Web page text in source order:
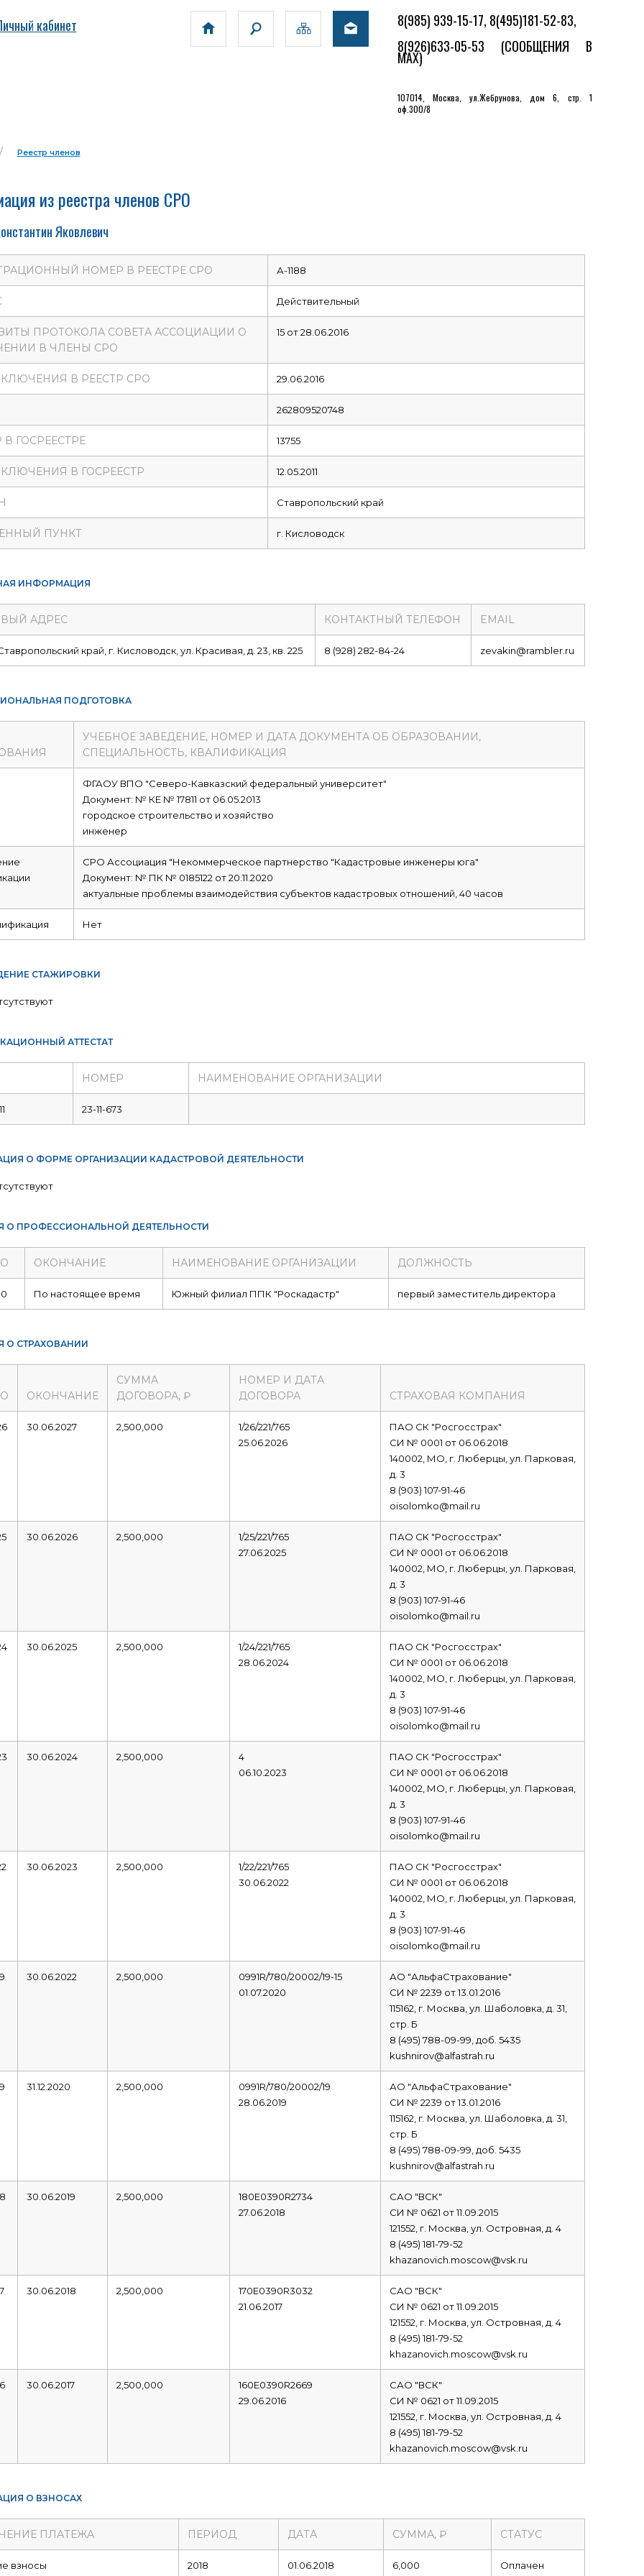
кабинет
8(985) 939-15-17, 8(495)181-52-83,
8(926)633-05-53 (СООБЩЕНИЯ В
MAX)
107014, Москва, ул.Жебрунова, дом 6, стр. 1
оф.300/8
Реестр членов
из реестра членов СРО
Яковлевич
НОМЕР В РЕЕСТРЕ СРО А-1188
Действительный
ПРОТОКОЛА СОВЕТА АССОЦИАЦИИ О
В ЧЛЕНЫ СРО
15 от 28.06.2016
В РЕЕСТР СРО 29.06.2016
262809520748
ГОСРЕЕСТРЕ 13755
В ГОСРЕЕСТР 12.05.2011
Ставропольский край
ПУНКТ г. Кисловодск
ИНФОРМАЦИЯ
АДРЕС КОНТАКТНЫЙ ТЕЛЕФОН EMAIL
край, г. Кисловодск, ул. Красивая, д. 23, кв. 225 8 (928) 282-84-24 zevakin@rambler.ru
ПОДГОТОВКА
УЧЕБНОЕ ЗАВЕДЕНИЕ, НОМЕР И ДАТА ДОКУМЕНТА ОБ ОБРАЗОВАНИИ,
СПЕЦИАЛЬНОСТЬ, КВАЛИФИКАЦИЯ
ФГАОУ ВПО "Северо-Кавказский федеральный университет"
Документ: № КЕ № 17811 от 06.05.2013
городское строительство и хозяйство
инженер
СРО Ассоциация "Некоммерческое партнерство "Кадастровые инженеры юга"
Документ: № ПК № 0185122 от 20.11.2020
актуальные проблемы взаимодействия субъектов кадастровых отношений, 40 часов
Нет
СТАЖИРОВКИ
АТТЕСТАТ
НОМЕР НАИМЕНОВАНИЕ ОРГАНИЗАЦИИ
23-11-673
О ФОРМЕ ОРГАНИЗАЦИИ КАДАСТРОВОЙ ДЕЯТЕЛЬНОСТИ
О ПРОФЕССИОНАЛЬНОЙ ДЕЯТЕЛЬНОСТИ
ОКОНЧАНИЕ НАИМЕНОВАНИЕ ОРГАНИЗАЦИИ ДОЛЖНОСТЬ
По настоящее время Южный филиал ППК "Роскадастр" первый заместитель директора
О СТРАХОВАНИИ
ОКОНЧАНИЕ
СУММА
ДОГОВОРА, ₽
НОМЕР И ДАТА
ДОГОВОРА
СТРАХОВАЯ КОМПАНИЯ
30.06.2027 2,500,000
1/26/221/765
25.06.2026
ПАО СК "Росгосстрах"
СИ № 0001 от 06.06.2018
140002, МО, г. Люберцы, ул. Парковая,
д. 3
8 (903) 107-91-46
oisolomko@mail.ru
30.06.2026 2,500,000
1/25/221/765
27.06.2025
ПАО СК "Росгосстрах"
СИ № 0001 от 06.06.2018
140002, МО, г. Люберцы, ул. Парковая,
д. 3
8 (903) 107-91-46
oisolomko@mail.ru
30.06.2025 2,500,000
1/24/221/765
28.06.2024
ПАО СК "Росгосстрах"
СИ № 0001 от 06.06.2018
140002, МО, г. Люберцы, ул. Парковая,
д. 3
8 (903) 107-91-46
oisolomko@mail.ru
30.06.2024 2,500,000
4
06.10.2023
ПАО СК "Росгосстрах"
СИ № 0001 от 06.06.2018
140002, МО, г. Люберцы, ул. Парковая,
д. 3
8 (903) 107-91-46
oisolomko@mail.ru
30.06.2023 2,500,000
1/22/221/765
30.06.2022
ПАО СК "Росгосстрах"
СИ № 0001 от 06.06.2018
140002, МО, г. Люберцы, ул. Парковая,
д. 3
8 (903) 107-91-46
oisolomko@mail.ru
30.06.2022 2,500,000
0991R/780/20002/19-15
01.07.2020
АО "АльфаСтрахование"
СИ № 2239 от 13.01.2016
115162, г. Москва, ул. Шаболовка, д. 31,
стр. Б
8 (495) 788-09-99, доб. 5435
kushnirov@alfastrah.ru
31.12.2020 2,500,000
0991R/780/20002/19
28.06.2019
АО "АльфаСтрахование"
СИ № 2239 от 13.01.2016
115162, г. Москва, ул. Шаболовка, д. 31,
стр. Б
8 (495) 788-09-99, доб. 5435
kushnirov@alfastrah.ru
30.06.2019 2,500,000
180E0390R2734
27.06.2018
САО "ВСК"
СИ № 0621 от 11.09.2015
121552, г. Москва, ул. Островная, д. 4
8 (495) 181-79-52
khazanovich.moscow@vsk.ru
30.06.2018 2,500,000
170E0390R3032
21.06.2017
САО "ВСК"
СИ № 0621 от 11.09.2015
121552, г. Москва, ул. Островная, д. 4
8 (495) 181-79-52
khazanovich.moscow@vsk.ru
30.06.2017 2,500,000
160E0390R2669
29.06.2016
САО "ВСК"
СИ № 0621 от 11.09.2015
121552, г. Москва, ул. Островная, д. 4
8 (495) 181-79-52
khazanovich.moscow@vsk.ru
О ВЗНОСАХ
ПЛАТЕЖА ПЕРИОД ДАТА СУММА, ₽ СТАТУС
взносы 2018 01.06.2018 6,000 Оплачен